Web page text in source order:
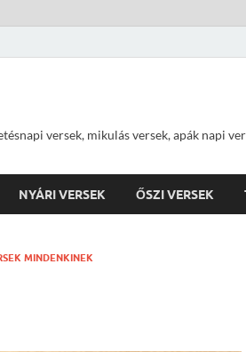
versek, mikulás versek, apák napi
NYÁRI VERSEK ŐSZI VERSEK
MINDENKINEK